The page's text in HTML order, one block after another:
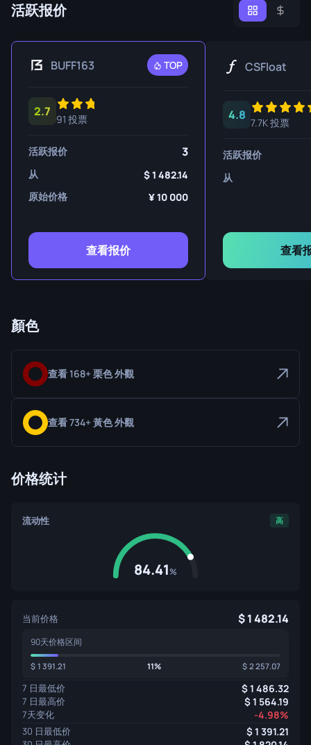
活跃报价
BUFF163 TOP
2.7
91 投票
活跃报价 3
从
1 482.14
原始价格
10 000
查看报价
CSFloat
4.8
7.7K 投票
活跃报价
从
查看
顏色
查看 168+ 栗色 外觀
查看 734+ 黃色 外觀
价格统计
流动性 高
84.41%
当前价格 1 482.14
90天价格区间
1 391.21 11% 2 257.07
7 日最低价 1 486.32
7 日最高价 1 564.19
7天变化 -4.98%
30 日最低价 1 391.21